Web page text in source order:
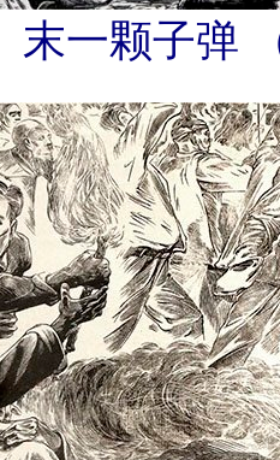
末一颗子弹